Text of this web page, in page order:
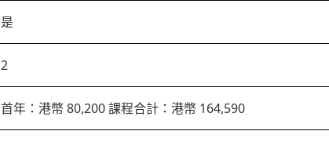
是
2
首年：港幣 80,200 課程合計：港幣 164,590